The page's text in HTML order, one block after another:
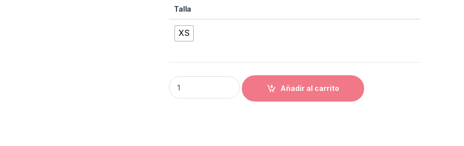
Talla
XS
BICICLETA ORBEA TERRA M20 BLK-RED 700 XS 2021 quantity
Añadir al carrito